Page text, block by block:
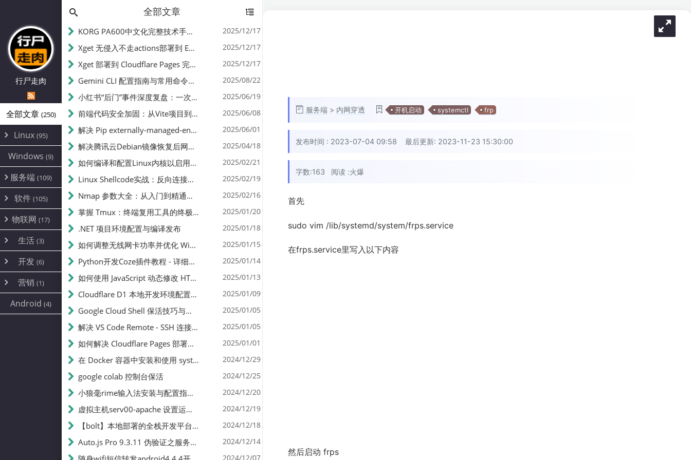
行尸走肉
全部文章 (250)
Linux (95)
Alpine
CentOS(17)
Debian(24)
ProxmoxVE
Ubuntu(7)
Windows (9)
服务端 (109)
环境配置
DD重装(3)
加速优化(34)
面板(12)
容器
游戏 (7)
饥荒(7)
云服务商(4)
WEB源码(6)
建站(5)
软件 (105)
安全(12)
办公(4)
图片 (2)
文件
系统 (35)
AI(10)
物联网 (17)
路由器
随身wifi(1)
mobile(14)
刷机
magisk
生活 (3)
线报
sim卡(1)
开发 (6)
编译
JavaScript(2)
python(2)
营销 (1)
公关(1)
SEO(1)
Android (4)
全部文章
KORG PA600中文化完整技术手册 - 从逆向到实现的全流程指南 2025/12/17
Xget 无侵入不走actions部署到 EdgeOne Pages 指南 2025/12/17
Xget 部署到 Cloudflare Pages 完整指南 - 无需修改源码的构建配置 2025/12/17
Gemini CLI 配置指南与常用命令中文翻译 | API Key、MCP、代理设置 2025/08/22
小红书“后门”事件深度复盘：一次沉默危机下的品牌、技术与流程三重考验 2025/06/19
前端代码安全加固：从Vite项目到纯静态页面的深度混淆技术备忘 2025/06/08
解决 Pip externally-managed-environment 错误：临时与永久绕过方案 2025/06/01
解决腾讯云Debian镜像恢复后网络不通问题 2025/04/18
如何编译和配置Linux内核以启用BBR2 | 内核编译教程 2025/02/21
Linux Shellcode实战：反向连接、持久化、免杀技术详解（MSF,Cobalt Strike）- 从原理到C加载器实现 2025/02/19
Nmap 参数大全：从入门到精通，掌握网络扫描的核心技巧 2025/02/16
掌握 Tmux：终端复用工具的终极指南 2025/01/20
.NET 项目环境配置与编译发布 2025/01/18
如何调整无线网卡功率并优化 Wifite 的功率设置 2025/01/15
Python开发Coze插件教程 - 详细步骤与注意事项 2025/01/14
如何使用 JavaScript 动态修改 HTML 中的权限文本 | 前端开发教程 2025/01/13
Cloudflare D1 本地开发环境配置指南 | CF Pages Local Development Guide 2025/01/09
Google Cloud Shell 保活技巧与配额时间查看方法 2025/01/05
解决 VS Code Remote - SSH 连接失败问题：从权限问题到成功启动 2025/01/05
如何解决 Cloudflare Pages 部署中的 API Token 权限问题 2025/01/01
在 Docker 容器中安装和使用 systemctl 的完整指南 2024/12/29
google colab 控制台保活 2024/12/25
小狼毫rime输入法安装与配置指南：从基础到高级自定义 2024/12/20
虚拟主机serv00-apache 设置运行目录 2024/12/19
【bolt】本地部署的全栈开发平台，支持本地及众多API，本地一键生成应用，部署教程 2024/12/18
Auto.js Pro 9.3.11 伪验证之服务器接口 Nginx 版 2024/12/14
2024/12/07
<
>
服务端 > 内网穿透 开机启动 systemctl frp
发布时间 : 2023-07-04 09:58 最后更新: 2023-11-23 15:30:00
字数:163 阅读 :火爆
首先
sudo vim /lib/systemd/system/frps.service
在frps.service里写入以下内容
然后启动 frps